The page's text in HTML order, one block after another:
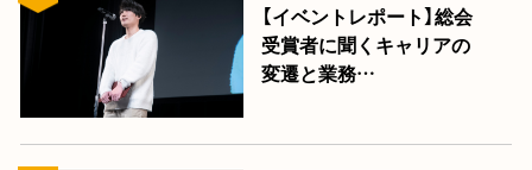
【イベントレポート】総会
受賞者に聞くキャリアの
変遷と業務…